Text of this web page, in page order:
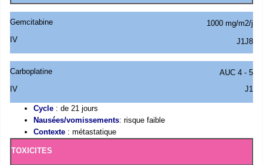
Gemcitabine
IV
1000 mg/m2/j
J1J8
Carboplatine
IV
AUC 4 - 5
J1
Cycle : de 21 jours
Nausées/vomissements: risque faible
Contexte : métastatique
TOXICITES